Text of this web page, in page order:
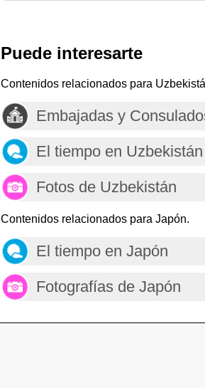
Puede interesarte
Contenidos relacionados para
Embajadas y
El tiempo en Uzbekistán
Fotos de Uzbekistán
Contenidos relacionados para Japón.
El tiempo en Japón
Fotografías de Japón